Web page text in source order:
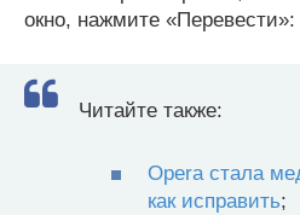
окно, нажмите «Перевести»:
Читайте также:
Opera стала
как исправить;